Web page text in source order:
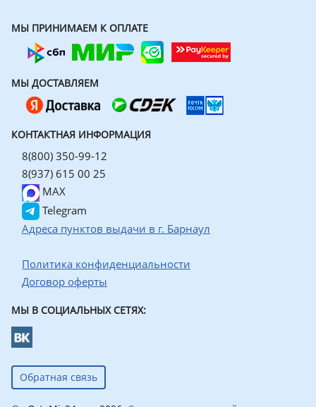
МЫ ПРИНИМАЕМ К ОПЛАТЕ
МЫ ДОСТАВЛЯЕМ
КОНТАКТНАЯ ИНФОРМАЦИЯ
8(800) 350-99-12
8(937) 615 00 25
MAX
Telegram
Адреса пунктов выдачи в г. Барнаул
Политика конфиденциальности
Договор оферты
МЫ В СОЦИАЛЬНЫХ СЕТЯХ:
Обратная связь